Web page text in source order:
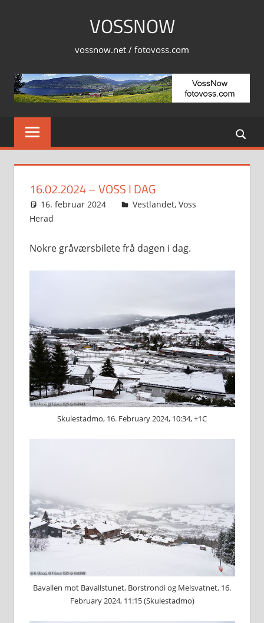
VOSSNOW
vossnow.net / fotovoss.com
16.02.2024 – VOSS I DAG
16. februar 2024 Svein
Vestlandet, Voss
Herad
Nokre gråværsbilete frå dagen i dag.
Skulestadmo, 16. February 2024, 10:34, +1C
Bavallen mot Bavallstunet, Borstrondi og Melsvatnet, 16.
February 2024, 11:15 (Skulestadmo)